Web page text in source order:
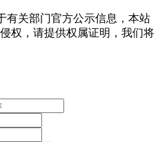
有关部门官方公示信息，本站
权，请提供权属证明，我们将